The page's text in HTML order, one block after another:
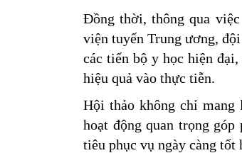
Đồng thời, thông qua
viện tuyến Trung ương,
các tiến bộ y học hiện
hiệu quả vào thực tiễn.
Hội thảo không chỉ
hoạt động quan trọng
tiêu phục vụ ngày càng tốt